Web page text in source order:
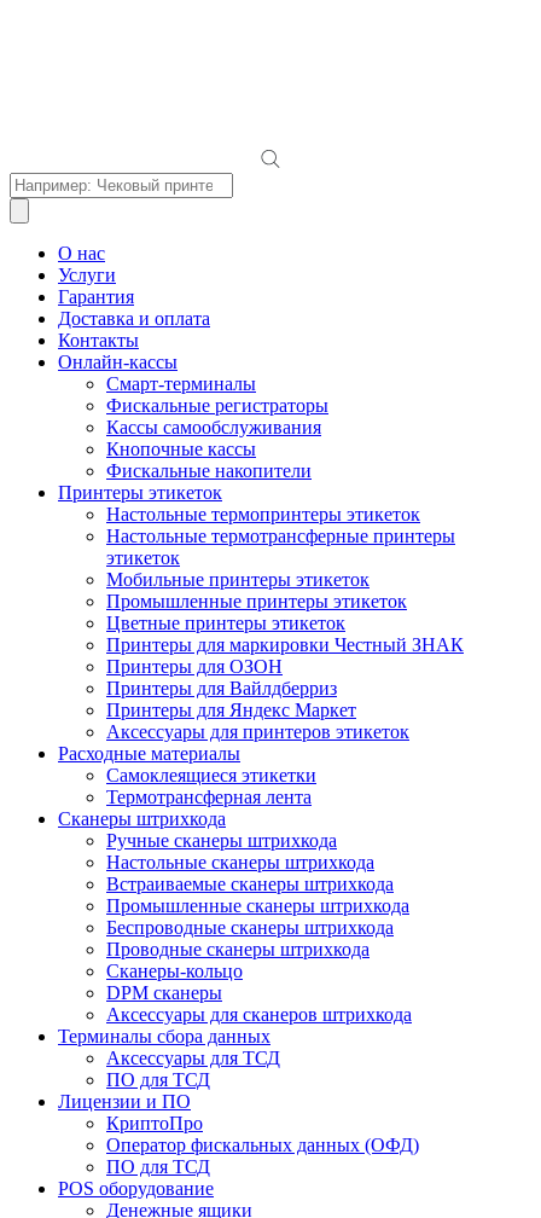
Поиск
товаров
О нас
Услуги
Гарантия
Доставка и оплата
Контакты
Онлайн-кассы
Смарт-терминалы
Фискальные регистраторы
Кассы самообслуживания
Кнопочные кассы
Фискальные накопители
Принтеры этикеток
Настольные термопринтеры этикеток
Настольные термотрансферные принтеры
этикеток
Мобильные принтеры этикеток
Промышленные принтеры этикеток
Цветные принтеры этикеток
Принтеры для маркировки Честный ЗНАК
Принтеры для ОЗОН
Принтеры для Вайлдберриз
Принтеры для Яндекс Маркет
Аксессуары для принтеров этикеток
Расходные материалы
Самоклеящиеся этикетки
Термотрансферная лента
Сканеры штрихкода
Ручные сканеры штрихкода
Настольные сканеры штрихкода
Встраиваемые сканеры штрихкода
Промышленные сканеры штрихкода
Беспроводные сканеры штрихкода
Проводные сканеры штрихкода
Сканеры-кольцо
DPM сканеры
Аксессуары для сканеров штрихкода
Терминалы сбора данных
Аксессуары для ТСД
ПО для ТСД
Лицензии и ПО
КриптоПро
Оператор фискальных данных (ОФД)
ПО для ТСД
POS оборудование
Денежные ящики